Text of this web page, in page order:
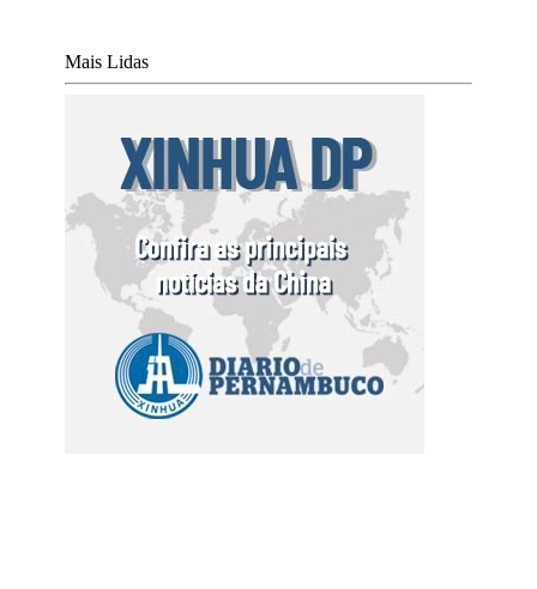
Mais Lidas